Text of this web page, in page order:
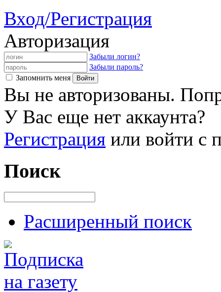
Вход/Регистрация
Авторизация
Забыли логин?
Забыли пароль?
Запомнить меня
Вы не авторизованы.
У Вас еще нет аккаунта?
Регистрация или войти с
Поиск
Расширенный поиск